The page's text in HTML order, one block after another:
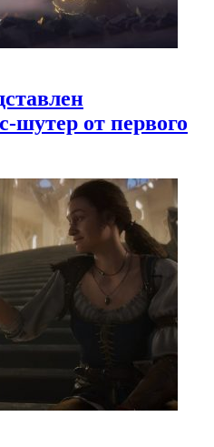
шутер от первого